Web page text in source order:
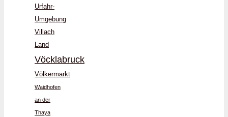
Urfahr-
Umgebung
Villach
Land
Vöcklabruck
Völkermarkt
Waidhofen
an der
Thaya